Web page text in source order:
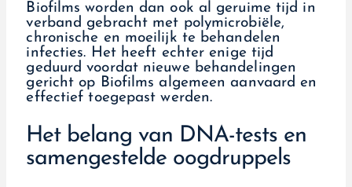
Biofilms worden dan ook al geruime tijd in
verband gebracht met polymicrobiële,
chronische en moeilijk te behandelen
infecties. Het heeft echter enige tijd
geduurd voordat nieuwe behandelingen
gericht op Biofilms algemeen aanvaard en
effectief toegepast werden.
Het belang van DNA-tests en
samengestelde oogdruppels